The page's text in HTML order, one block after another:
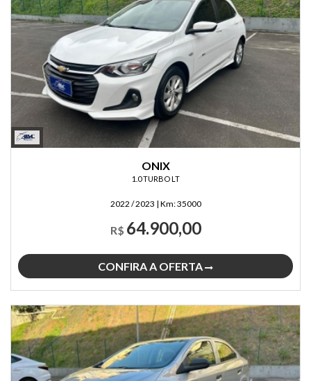
ONIX
1.0 TURBO LT
2022 / 2023 | Km:35000
R$ 64.900,00
CONFIRA A OFERTA